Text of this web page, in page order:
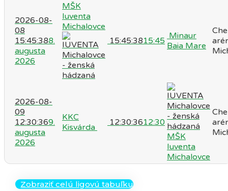
2026-08-
08
15:45:388.
augusta
2026
MŠK
Iuventa
Michalovce
15:45:3815:45 Minaur
Baia Mare
2026-08-
09
12:30:369.
augusta
2026
KKC
Kisvárda
12:30:3612:30
MŠK
Iuventa
Michalovce
Zobraziť celú ligovú tabuľku